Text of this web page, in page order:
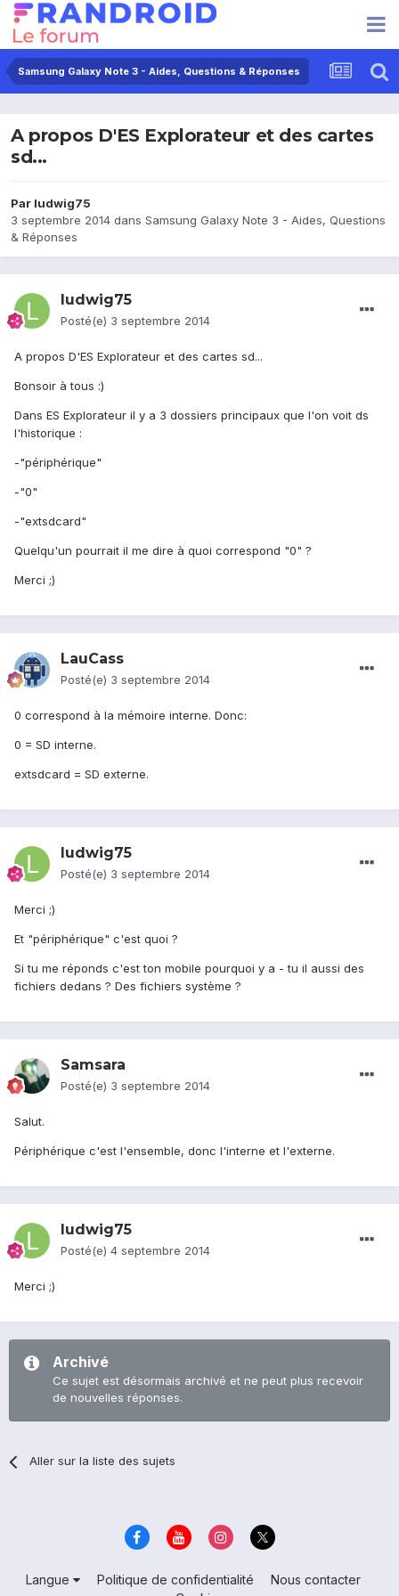
Samsung Galaxy Note 3 - Aides, Questions & Réponses
A propos D'ES Explorateur et des cartes
sd...
Par ludwig75
3 septembre 2014 dans Samsung Galaxy Note 3 - Aides, Questions
& Réponses
ludwig75
Posté(e) 3 septembre 2014
A propos D'ES Explorateur et des cartes sd...
Bonsoir à tous :)
Dans ES Explorateur il y a 3 dossiers principaux que l'on voit ds
l'historique :
-"périphérique"
-"0"
-"extsdcard"
Quelqu'un pourrait il me dire à quoi correspond "0" ?
Merci ;)
LauCass
Posté(e) 3 septembre 2014
0 correspond à la mémoire interne. Donc:
0 = SD interne.
extsdcard = SD externe.
ludwig75
Posté(e) 3 septembre 2014
Merci ;)
Et "périphérique" c'est quoi ?
Si tu me réponds c'est ton mobile pourquoi y a - tu il aussi des
fichiers dedans ? Des fichiers système ?
Samsara
Posté(e) 3 septembre 2014
Salut.
Périphérique c'est l'ensemble, donc l'interne et l'externe.
ludwig75
Posté(e) 4 septembre 2014
Merci ;)
Archivé
Ce sujet est désormais archivé et ne peut plus recevoir
de nouvelles réponses.
Aller sur la liste des sujets
Langue Politique de confidentialité
Nous contacter